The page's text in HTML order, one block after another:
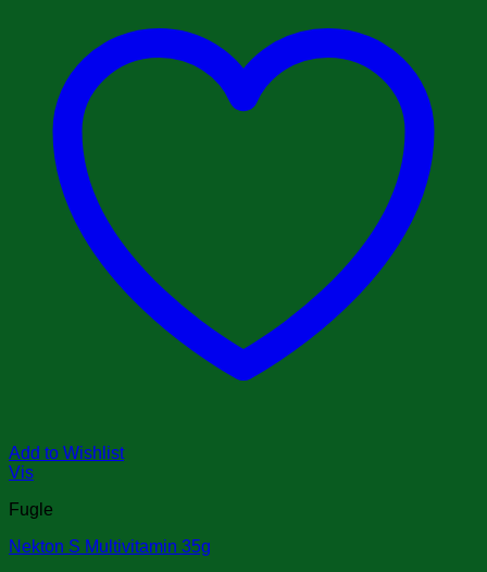
Add to Wishlist
Vis
Fugle
Nekton S Multivitamin 35g